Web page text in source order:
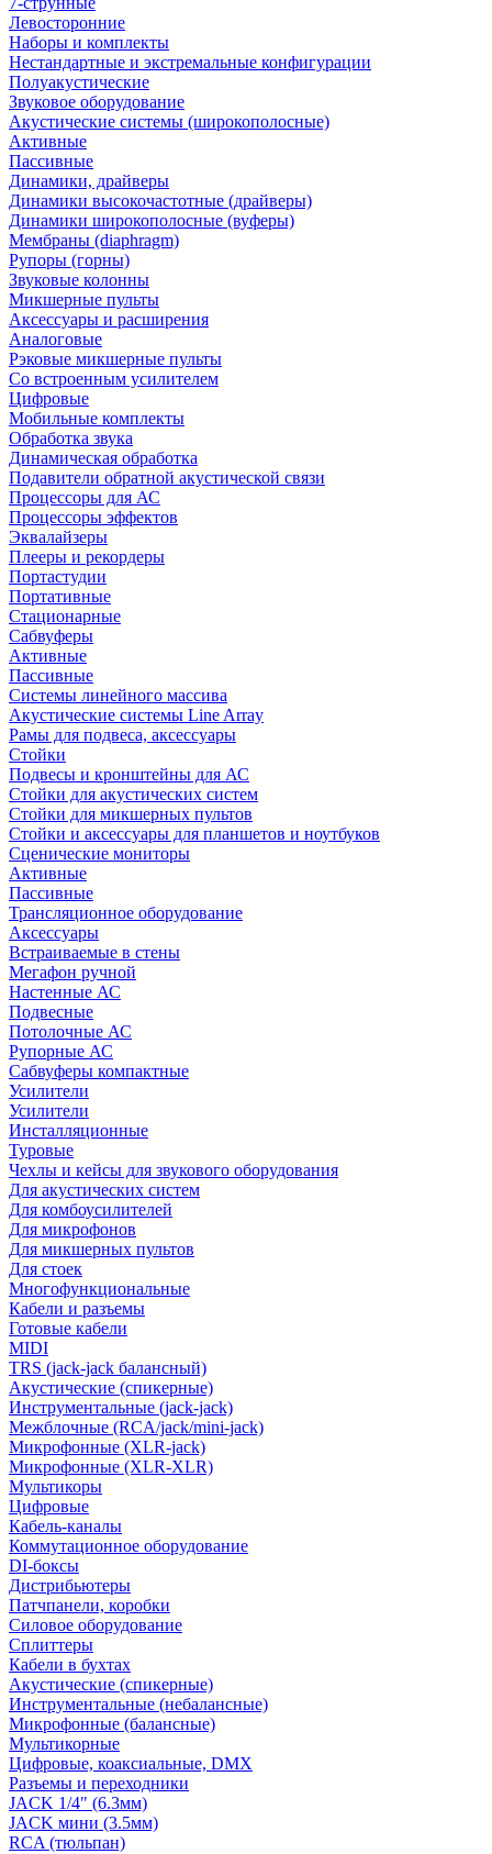
Левосторонние
Наборы и комплекты
Нестандартные и экстремальные конфигурации
Полуакустические
Звуковое оборудование
Акустические системы (широкополосные)
Активные
Пассивные
Динамики, драйверы
Динамики высокочастотные (драйверы)
Динамики широкополосные (вуферы)
Мембраны (diaphragm)
Рупоры (горны)
Звуковые колонны
Микшерные пульты
Аксессуары и расширения
Аналоговые
Рэковые микшерные пульты
Со встроенным усилителем
Цифровые
Мобильные комплекты
Обработка звука
Динамическая обработка
Подавители обратной акустической связи
Процессоры для АС
Процессоры эффектов
Эквалайзеры
Плееры и рекордеры
Портастудии
Портативные
Стационарные
Сабвуферы
Активные
Пассивные
Системы линейного массива
Акустические системы Line Array
Рамы для подвеса, аксессуары
Стойки
Подвесы и кронштейны для АС
Стойки для акустических систем
Стойки для микшерных пультов
Стойки и аксессуары для планшетов и ноутбуков
Сценические мониторы
Активные
Пассивные
Трансляционное оборудование
Аксессуары
Встраиваемые в стены
Мегафон ручной
Настенные АС
Подвесные
Потолочные АС
Рупорные АС
Сабвуферы компактные
Усилители
Усилители
Инсталляционные
Туровые
Чехлы и кейсы для звукового оборудования
Для акустических систем
Для комбоусилителей
Для микрофонов
Для микшерных пультов
Для стоек
Многофункциональные
Кабели и разъемы
Готовые кабели
MIDI
TRS (jack-jack балансный)
Акустические (спикерные)
Инструментальные (jack-jack)
Межблочные (RCA/jack/mini-jack)
Микрофонные (XLR-jack)
Микрофонные (XLR-XLR)
Мультикоры
Цифровые
Кабель-каналы
Коммутационное оборудование
DI-боксы
Дистрибьютеры
Патчпанели, коробки
Силовое оборудование
Сплиттеры
Кабели в бухтах
Акустические (спикерные)
Инструментальные (небалансные)
Микрофонные (балансные)
Мультикорные
Цифровые, коаксиальные, DMX
Разъемы и переходники
JACK 1/4" (6.3мм)
JACK мини (3.5мм)
RCA (тюльпан)